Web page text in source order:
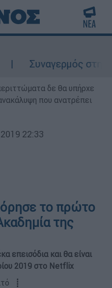
Συναγερμός στην
δε θα υπήρχε
που ανατρέπει
22:33
το πρώτο
της
επεισόδια και θα είναι
2019 στο Netflix
┋